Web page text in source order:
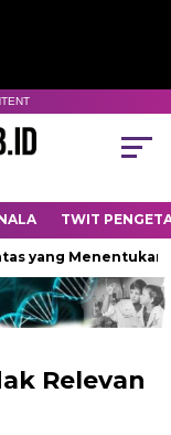
TWIT
Menentukan
Relevan